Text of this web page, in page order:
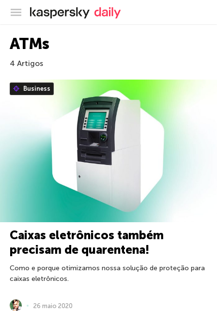
Blog oficial da Kaspersky
ATMs
4 Artigos
Business
Caixas eletrônicos também
precisam de quarentena!
Como e porque otimizamos nossa solução de proteção para
caixas eletrônicos.
26 maio 2020